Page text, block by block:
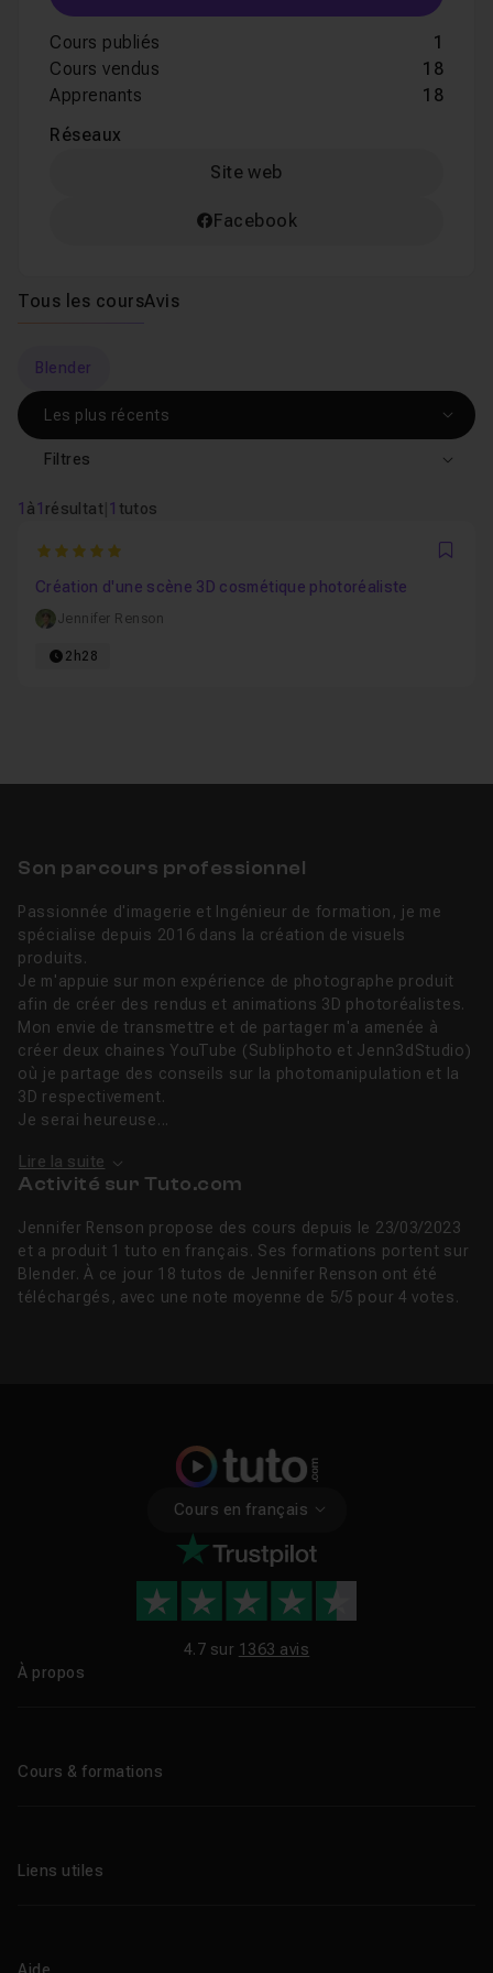
Cours publiés
1
Cours vendus
18
Apprenants
18
Réseaux
Site web
Facebook
Tous les coursAvis
Blender
1 à1 résultat| 1 tutos
Filtres
5
Création d'une scène 3D cosmétique photoréaliste
Jennifer Renson
2h28
Son parcours professionnel
Passionnée d'imagerie et Ingénieur de formation, je me
spécialise depuis 2016 dans la création de visuels
produits.
Je m'appuie sur mon expérience de photographe produit
afin de créer des rendus et animations 3D photoréalistes.
Mon envie de transmettre et de partager m'a amenée à
créer deux chaines YouTube (Subliphoto et Jenn3dStudio)
où je partage des conseils sur la photomanipulation et la
3D respectivement.
Je serai heureuse...
Lire la suite
Activité sur Tuto.com
Jennifer Renson propose des cours depuis le 23/03/2023
et a produit 1 tuto en français. Ses formations portent sur
Blender. À ce jour 18 tutos de Jennifer Renson ont été
téléchargés, avec une note moyenne de 5/5 pour 4 votes.
Cours en français
4.7 sur 1363 avis
À propos
Cours & formations
Formations certifiantes
Liens utiles